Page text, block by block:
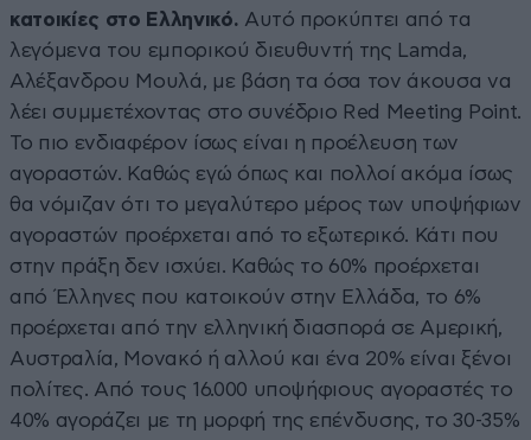
κατοικίες στο Ελληνικό. Αυτό προκύπτει από τα
λεγόμενα του εμπορικού διευθυντή της Lamda,
Αλέξανδρου Μουλά, με βάση τα όσα τον άκουσα να
λέει συμμετέχοντας στο συνέδριο Red Meeting Point.
Το πιο ενδιαφέρον ίσως είναι η προέλευση των
αγοραστών. Καθώς εγώ όπως και πολλοί ακόμα ίσως
θα νόμιζαν ότι το μεγαλύτερο μέρος των υποψήφιων
αγοραστών προέρχεται από το εξωτερικό. Κάτι που
στην πράξη δεν ισχύει. Καθώς το 60% προέρχεται
από Έλληνες που κατοικούν στην Ελλάδα, το 6%
προέρχεται από την ελληνική διασπορά σε Αμερική,
Αυστραλία, Μονακό ή αλλού και ένα 20% είναι ξένοι
πολίτες. Από τους 16.000 υποψήφιους αγοραστές το
40% αγοράζει με τη μορφή της επένδυσης, το 30-35%